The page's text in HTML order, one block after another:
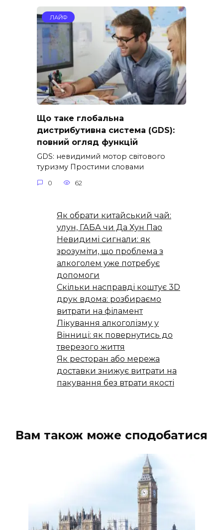
ЛАЙФ
Що таке глобальна
дистрибутивна система (GDS):
повний огляд функцій
GDS: невидимий мотор світового
туризму Простими словами
0 62
Як обрати китайський чай:
улун, ГАБА чи Да Хун Пао
Невидимі сигнали: як
зрозуміти, що проблема з
алкоголем уже потребує
допомоги
Скільки насправді коштує 3D
друк вдома: розбираємо
витрати на філамент
Лікування алкоголізму у
Вінниці: як повернутись до
тверезого життя
Як ресторан або мережа
доставки знижує витрати на
пакування без втрати якості
Вам також може сподобатися